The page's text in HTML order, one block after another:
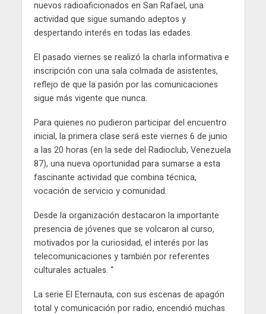
nuevos radioaficionados en San Rafael, una
actividad que sigue sumando adeptos y
despertando interés en todas las edades.
El pasado viernes se realizó la charla informativa e
inscripción con una sala colmada de asistentes,
reflejo de que la pasión por las comunicaciones
sigue más vigente que nunca.
Para quienes no pudieron participar del encuentro
inicial, la primera clase será este viernes 6 de junio
a las 20 horas (en la sede del Radioclub, Venezuela
87), una nueva oportunidad para sumarse a esta
fascinante actividad que combina técnica,
vocación de servicio y comunidad.
Desde la organización destacaron la importante
presencia de jóvenes que se volcaron al curso,
motivados por la curiosidad, el interés por las
telecomunicaciones y también por referentes
culturales actuales. “
La serie El Eternauta, con sus escenas de apagón
total y comunicación por radio, encendió muchas